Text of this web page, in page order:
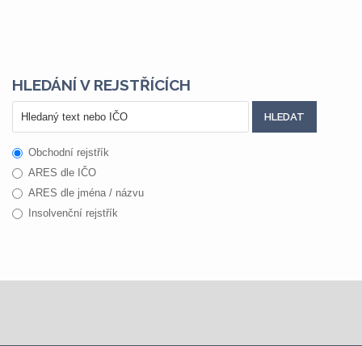
HLEDÁNÍ V REJSTŘÍCÍCH
Obchodní rejstřík
ARES dle IČO
ARES dle jména / názvu
Insolvenční rejstřík